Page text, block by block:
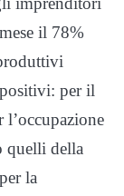
il 78%
per il
quelli della
la